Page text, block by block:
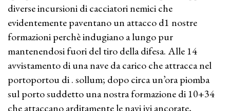
diverse incursioni di cacciatori nemici che
evidentemente paventano un attacco d1 nostre
formazioni perchè indugiano a lungo pur
mantenendosi fuori del tiro della difesa. Alle 14
avvistamento di una nave da carico che attracca nel
portoportou di . sollum; dopo circa un’ora piomba
sul porto suddetto una nostra formazione di 10+34
che attaccano arditamente le navi ivi ancorate,